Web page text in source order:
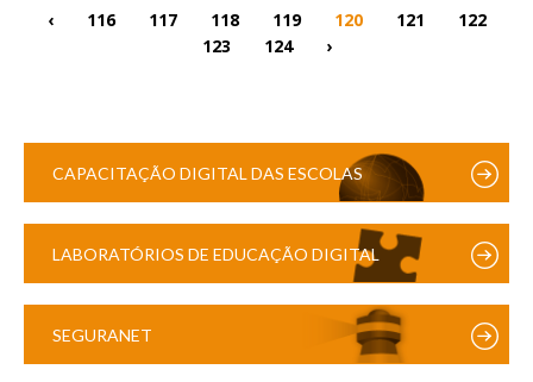
‹ 116 117 118 119 120 121
122
123
124 ›
CAPACITAÇÃO DIGITAL DAS ESCOLAS
LABORATÓRIOS DE EDUCAÇÃO DIGITAL
SEGURANET